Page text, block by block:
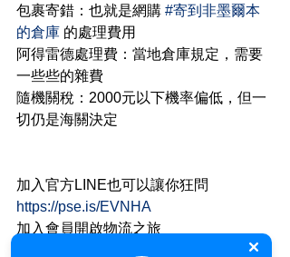
包裹寄錯：也就是網購 #寄到非墨爾本
的倉庫 的處理費用
阿得雷德處理費：當地倉庫規定，需要
一些些的雜費
隨機關稅：2000元以下機率偏低，但一
切仍是海關決定
加入官方LINE也可以讓你狂問
https://pse.is/EVNHA
加入會員開啟物流之旅